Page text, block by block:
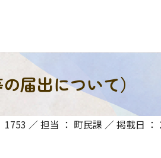
届出について）
1753 ／ 担当 ： 町民課 ／ 掲載日